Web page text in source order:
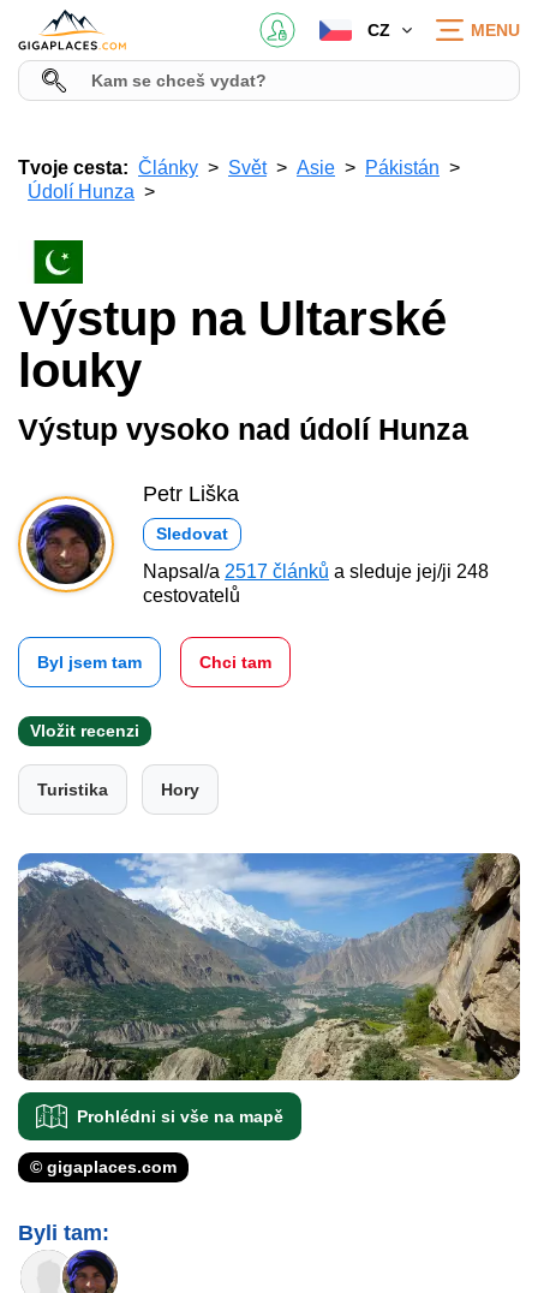
CZ MENU
Tvoje cesta: Články Svět Asie
Pákistán
Údolí Hunza
Výstup na Ultarské
louky
Výstup vysoko nad údolí Hunza
Petr Liška
Sledovat
Napsal/a 2517 článků a sleduje jej/ji 248
cestovatelů
Byl jsem tam Chci tam
Vložit recenzi
Turistika Hory
Prohlédni si vše na mapě
© gigaplaces.com
Byli tam: